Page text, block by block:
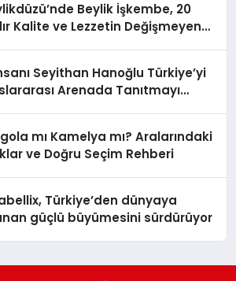
Beylik İşkembe, 20
Kalite ve Lezzetin Değişmeyen
Seyithan Hanoğlu Türkiye’yi
Arenada Tanıtmayı
mı Kamelya mı? Aralarındaki
ve Doğru Seçim Rehberi
Türkiye’den dünyaya
güçlü büyümesini sürdürüyor